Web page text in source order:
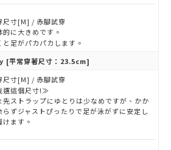
尺寸[M] / 赤腳試穿
的に大きめです。
と足がパカパカします。
[平常穿著尺寸：23.5cm]
尺寸[M] / 赤腳試穿
這個尺寸!≫
先ストラップにゆとりは少なめですが、かか
らずジャストぴったりで足が泳がずに安定し
けます。